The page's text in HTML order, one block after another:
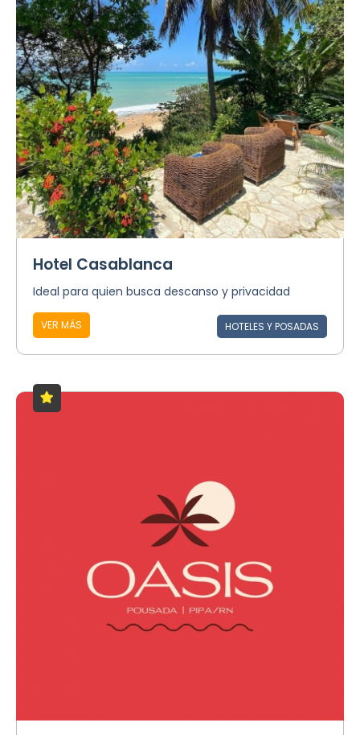
Hotel Casablanca
Ideal para quien busca descanso y privacidad
VER MÁS HOTELES Y POSADAS